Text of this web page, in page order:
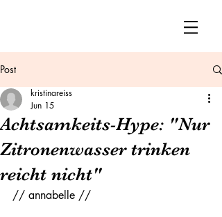
Post
Achtsamkeits-Hype: "Nur
Zitronenwasser trinken
reicht nicht"
kristinareiss
Jun 15
// annabelle //